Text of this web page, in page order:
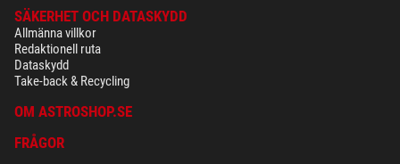
SÄKERHET OCH DATASKYDD
Allmänna villkor
Redaktionell ruta
Dataskydd
Take-back & Recycling
OM ASTROSHOP.SE
FRÅGOR